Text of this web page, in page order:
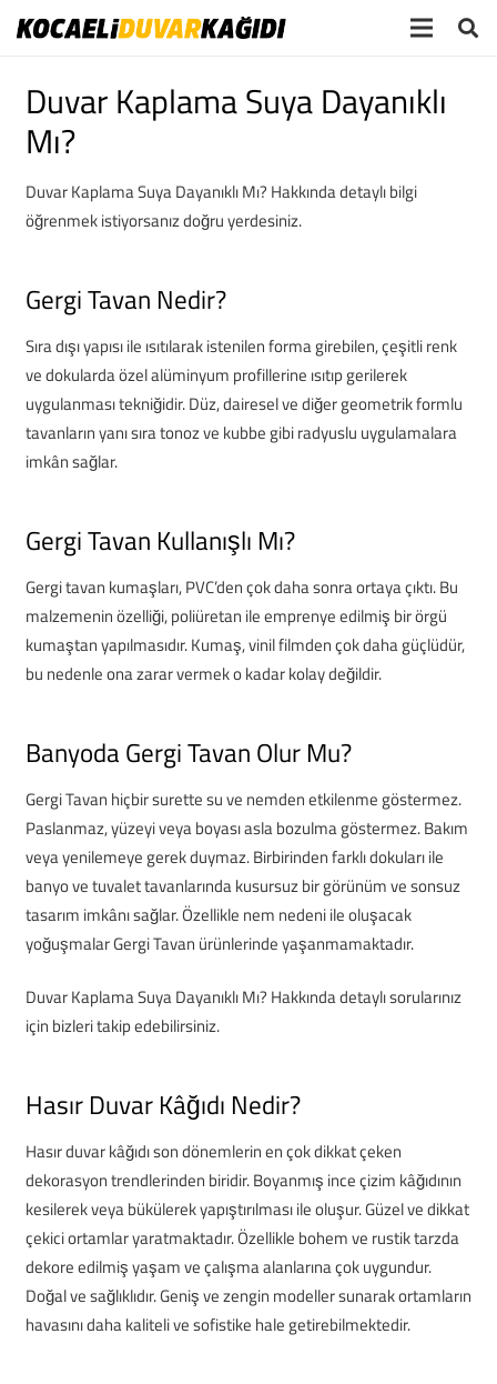
Duvar Kaplama Suya Dayanıklı
Mı?
Duvar Kaplama Suya Dayanıklı Mı? Hakkında detaylı bilgi
öğrenmek istiyorsanız doğru yerdesiniz.
Gergi Tavan Nedir?
Sıra dışı yapısı ile ısıtılarak istenilen forma girebilen, çeşitli renk
ve dokularda özel alüminyum profillerine ısıtıp gerilerek
uygulanması tekniğidir. Düz, dairesel ve diğer geometrik formlu
tavanların yanı sıra tonoz ve kubbe gibi radyuslu uygulamalara
imkân sağlar.
Gergi Tavan Kullanışlı Mı?
Gergi tavan kumaşları, PVC’den çok daha sonra ortaya çıktı. Bu
malzemenin özelliği, poliüretan ile emprenye edilmiş bir örgü
kumaştan yapılmasıdır. Kumaş, vinil filmden çok daha güçlüdür,
bu nedenle ona zarar vermek o kadar kolay değildir.
Banyoda Gergi Tavan Olur Mu?
Gergi Tavan hiçbir surette su ve nemden etkilenme göstermez.
Paslanmaz, yüzeyi veya boyası asla bozulma göstermez. Bakım
veya yenilemeye gerek duymaz. Birbirinden farklı dokuları ile
banyo ve tuvalet tavanlarında kusursuz bir görünüm ve sonsuz
tasarım imkânı sağlar. Özellikle nem nedeni ile oluşacak
yoğuşmalar Gergi Tavan ürünlerinde yaşanmamaktadır.
Duvar Kaplama Suya Dayanıklı Mı? Hakkında detaylı sorularınız
için bizleri takip edebilirsiniz.
Hasır Duvar Kâğıdı Nedir?
Hasır duvar kâğıdı son dönemlerin en çok dikkat çeken
dekorasyon trendlerinden biridir. Boyanmış ince çizim kâğıdının
kesilerek veya bükülerek yapıştırılması ile oluşur. Güzel ve dikkat
çekici ortamlar yaratmaktadır. Özellikle bohem ve rustik tarzda
dekore edilmiş yaşam ve çalışma alanlarına çok uygundur.
Doğal ve sağlıklıdır. Geniş ve zengin modeller sunarak ortamların
havasını daha kaliteli ve sofistike hale getirebilmektedir.